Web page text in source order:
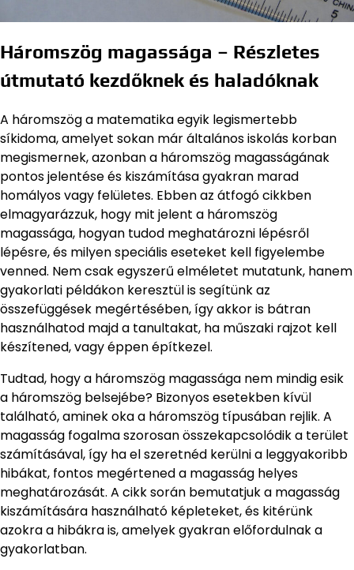
Háromszög magassága – Részletes
útmutató kezdőknek és haladóknak
A háromszög a matematika egyik legismertebb
síkidoma, amelyet sokan már általános iskolás korban
megismernek, azonban a háromszög magasságának
pontos jelentése és kiszámítása gyakran marad
homályos vagy felületes. Ebben az átfogó cikkben
elmagyarázzuk, hogy mit jelent a háromszög
magassága, hogyan tudod meghatározni lépésről
lépésre, és milyen speciális eseteket kell figyelembe
venned. Nem csak egyszerű elméletet mutatunk, hanem
gyakorlati példákon keresztül is segítünk az
összefüggések megértésében, így akkor is bátran
használhatod majd a tanultakat, ha műszaki rajzot kell
készítened, vagy éppen építkezel.
Tudtad, hogy a háromszög magassága nem mindig esik
a háromszög belsejébe? Bizonyos esetekben kívül
található, aminek oka a háromszög típusában rejlik. A
magasság fogalma szorosan összekapcsolódik a terület
számításával, így ha el szeretnéd kerülni a leggyakoribb
hibákat, fontos megértened a magasság helyes
meghatározását. A cikk során bemutatjuk a magasság
kiszámítására használható képleteket, és kitérünk
azokra a hibákra is, amelyek gyakran előfordulnak a
gyakorlatban.